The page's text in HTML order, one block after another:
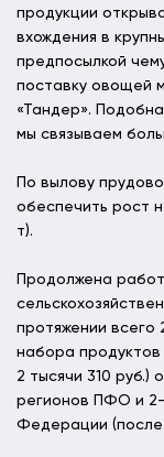
продукции
вхождения в
предпосылкой
поставку овощей
«Тандер».
мы связываем
По вылову
обеспечить рост
т).
Продолжена
протяжении всего
набора продуктов
2 тысячи 310 руб.)
регионов ПФО и 2-
Федерации (после